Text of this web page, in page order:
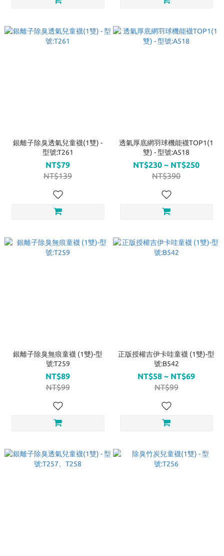
銀離子除臭透氣兒童襪(1雙) -
型號:T261
NT$79
NT$139
透氣厚底網羽球機能襪TOP1(1
雙) - 型號:A518
NT$230 ~ NT$250
NT$390
銀離子除臭無痕童襪 (1雙)-型
號:T259
NT$89
NT$99
正版授權吉伊卡哇童襪 (1雙)-型
號:B542
NT$58 ~ NT$69
NT$99